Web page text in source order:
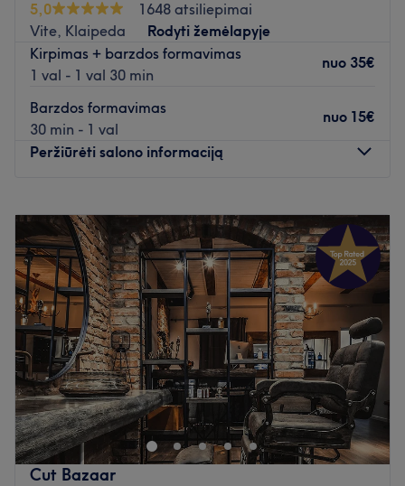
įgyvendinti su arti 30-ies metų darbo patirtimi.
Atidaryti salono profilį
5,0
1648 atsiliepimai
Vite, Klaipeda
Rodyti žemėlapyje
Kirpimas + barzdos formavimas
1 val - 1 val 30 min
nuo 35€
Barzdos formavimas
30 min - 1 val
nuo 15€
Peržiūrėti salono informaciją
Antradienis
09:00 –20:00
Trečiadienis
09:00–20:00
Ketvirtadienis
09:00–20:00
Penktadienis
09:00–20:00
Šeštadienis
09:00–20:00
Sekmadienis
09:00–20:00
Atidaryti salono profilį
Cut Bazaar